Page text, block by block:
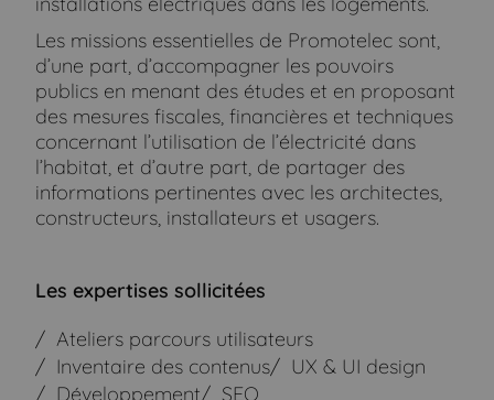
Les missions essentielles de Promotelec sont,
d’une part, d’accompagner les pouvoirs
publics en menant des études et en proposant
des mesures fiscales, financières et techniques
concernant l’utilisation de l’électricité dans
l’habitat, et d’autre part, de partager des
informations pertinentes avec les architectes,
constructeurs, installateurs et usagers.
Les expertises sollicitées
Ateliers parcours utilisateurs
Inventaire des contenus
UX & UI design
Développement
SEO